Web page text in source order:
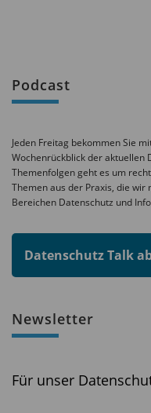
Podcast
Jeden Freitag bekommen Sie
Wochenrückblick der aktuellen
Themenfolgen geht es um
Themen aus der Praxis, die wir
Bereichen Datenschutz und
Datenschutz Talk
Newsletter
Für unser